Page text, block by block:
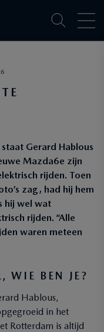
Gerard Hablous
Mazda6e zijn
rijden. Toen
zag, had hij hem
hij wel wat
rijden. “Alle
waren meteen
WIE BEN JE?
Hablous,
in het
Rotterdam is altijd